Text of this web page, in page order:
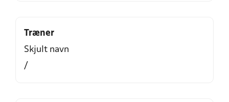
Træner
Skjult navn
/